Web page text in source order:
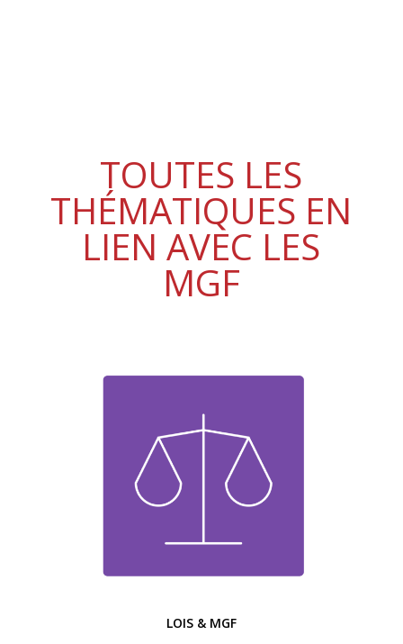
TOUTES LES
THÉMATIQUES EN
LIEN AVEC LES
MGF
LOIS & MGF